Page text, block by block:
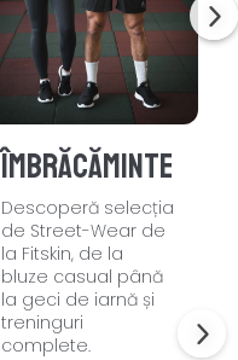
Îmbrăcăminte
Descoperă selecția
de Street-Wear de
la Fitskin, de la
bluze casual până
la geci de iarnă și
treninguri
complete.